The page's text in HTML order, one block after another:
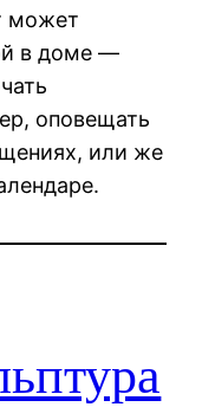
может
в доме —
оповещать
или же